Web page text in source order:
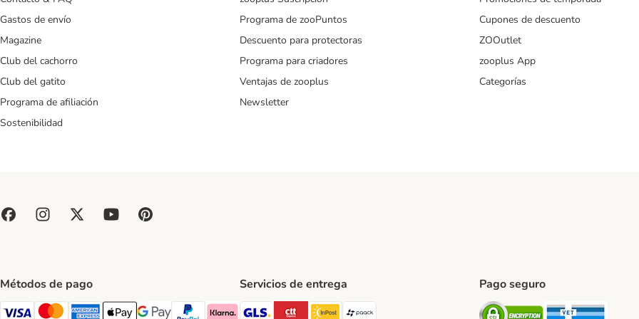
Gastos de envío
Magazine
Club del cachorro
Club del gatito
Programa de afiliación
Sostenibilidad
Programa de zooPuntos
Descuento para protectoras
Programa para criadores
Ventajas de zooplus
Newsletter
Cupones de descuento
ZOOutlet
zooplus App
Categorías
Métodos de pago Servicios de entrega
GLS Shipping Method
CTTExpress Shipping Method
InPost Shipping Method
paack Shipping Method
Pago seguro
Security